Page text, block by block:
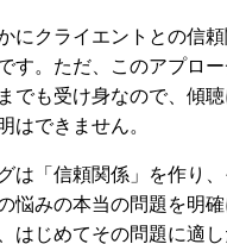
にクライエントとの信
す。ただ、このアプロ
でも受け身なので、傾
はできません。
は「信頼関係」を作り
悩みの本当の問題を明
はじめてその問題に適